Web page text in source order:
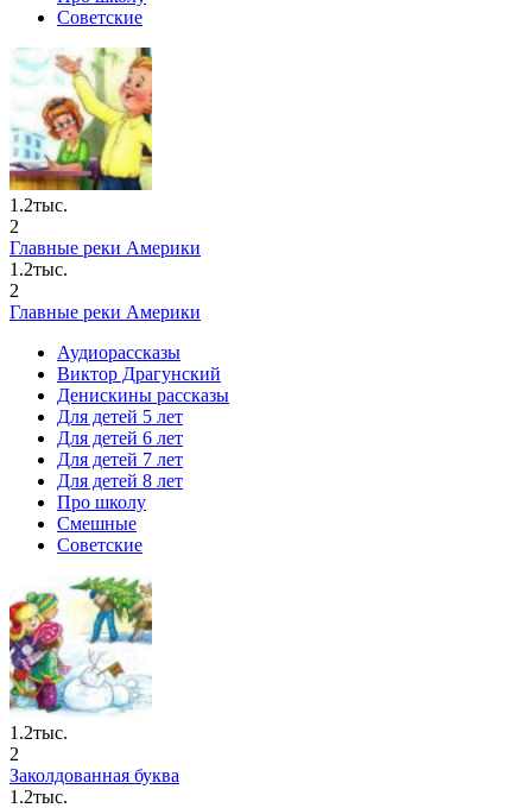
Советские
1.2тыс.
2
Главные реки Америки
1.2тыс.
2
Главные реки Америки
Аудиорассказы
Виктор Драгунский
Денискины рассказы
Для детей 5 лет
Для детей 6 лет
Для детей 7 лет
Для детей 8 лет
Про школу
Смешные
Советские
1.2тыс.
2
Заколдованная буква
1.2тыс.